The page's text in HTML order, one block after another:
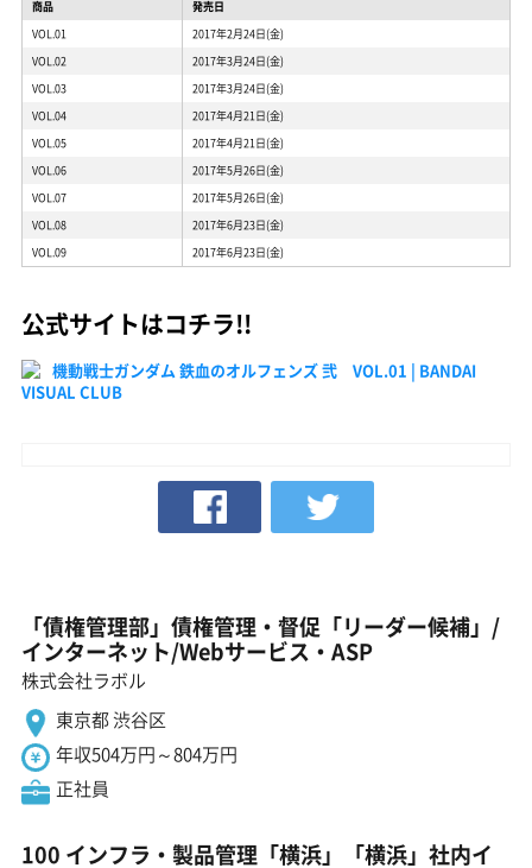
商品
発売日
VOL.01
2017年2月24日(金)
VOL.02
2017年3月24日(金)
VOL.03
2017年3月24日(金)
VOL.04
2017年4月21日(金)
VOL.05
2017年4月21日(金)
VOL.06
2017年5月26日(金)
VOL.07
2017年5月26日(金)
VOL.08
2017年6月23日(金)
VOL.09
2017年6月23日(金)
公式サイトはコチラ!!
機動戦士ガンダム 鉄血のオルフェンズ 弐 VOL.01 | BANDAI
VISUAL CLUB
「債権管理部」債権管理・督促「リーダー候補」/
インターネット/Webサービス・ASP
株式会社ラボル
東京都 渋谷区
年収504万円～804万円
正社員
100 インフラ・製品管理「横浜」「横浜」社内イ